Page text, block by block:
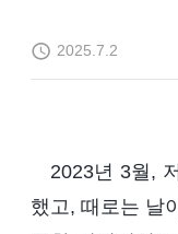
2025.7.2
2023년 3월,
했고, 때로는 날